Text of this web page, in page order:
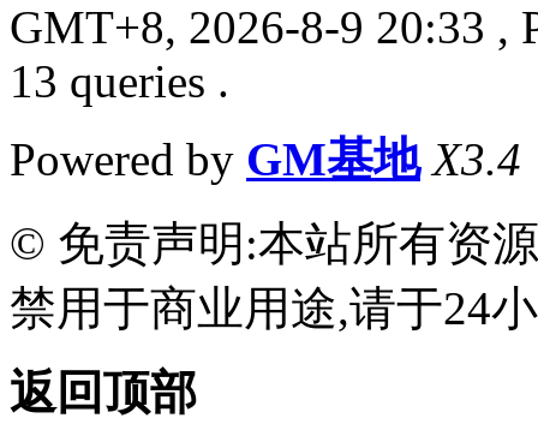
GMT+8, 2026-8-9 20:33 ,
13 queries .
Powered by GM基地 X3.4
© 免责声明:本站所有资
禁用于商业用途,请于24
返回顶部